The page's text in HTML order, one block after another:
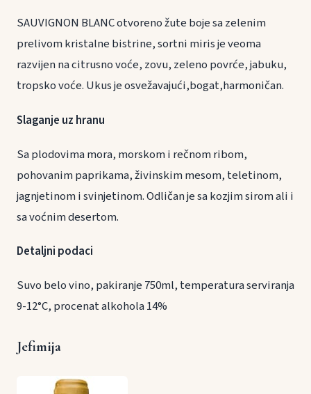
SAUVIGNON BLANC otvoreno žute boje sa zelenim
prelivom kristalne bistrine, sortni miris je veoma
razvijen na citrusno voće, zovu, zeleno povrće, jabuku,
tropsko voće. Ukus je osvežavajući,bogat,harmoničan.
Slaganje uz hranu
Sa plodovima mora, morskom i rečnom ribom,
pohovanim paprikama, živinskim mesom, teletinom,
jagnjetinom i svinjetinom. Odličan je sa kozjim sirom ali i
sa voćnim desertom.
Detaljni podaci
Suvo belo vino, pakiranje 750ml, temperatura serviranja
9-12°C, procenat alkohola 14%
Jefimija